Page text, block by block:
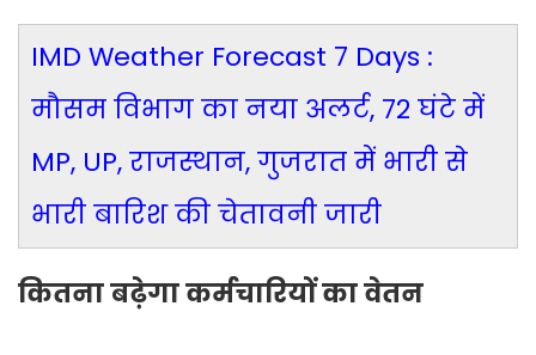
IMD Weather Forecast 7 Days :
मौसम विभाग का नया अलर्ट, 72 घंटे में
MP, UP, राजस्थान, गुजरात में भारी से
भारी बारिश की चेतावनी जारी
कितना बढ़ेगा कर्मचारियों का वेतन